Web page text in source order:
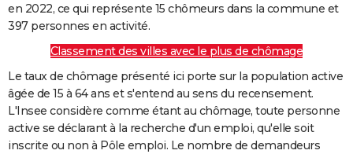
en 2022, ce qui représente 15 chômeurs dans la commune et
397 personnes en activité.
Classement des villes avec le plus de chômage
Le taux de chômage présenté ici porte sur la population active
âgée de 15 à 64 ans et s'entend au sens du recensement.
L'Insee considère comme étant au chômage, toute personne
active se déclarant à la recherche d'un emploi, qu'elle soit
inscrite ou non à Pôle emploi. Le nombre de demandeurs